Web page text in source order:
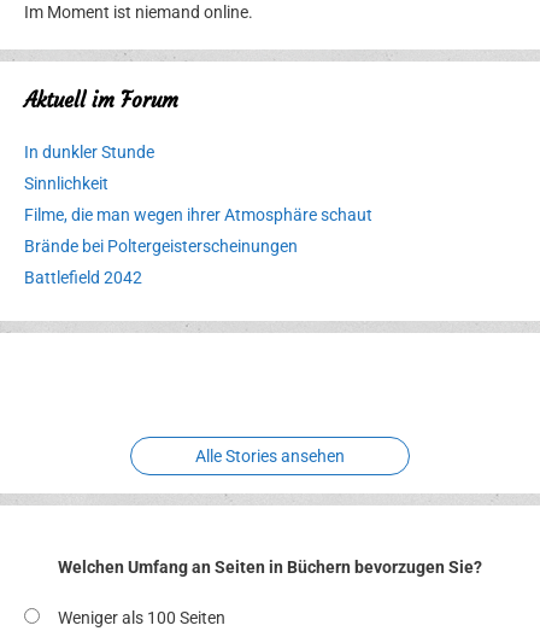
Im Moment ist niemand online.
Aktuell im Forum
In dunkler Stunde
Sinnlichkeit
Filme, die man wegen ihrer Atmosphäre schaut
Brände bei Poltergeisterscheinungen
Battlefield 2042
Erlebnispark
Verbotene
Alle Stories ansehen
Welchen Umfang an Seiten in Büchern bevorzugen Sie?
Weniger als 100 Seiten